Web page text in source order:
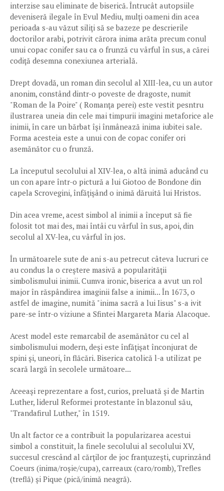
interzise sau eliminate de biserică. Întrucât autopsiile
deveniseră ilegale în Evul Mediu, mulţi oameni din acea
perioada s-au văzut siliţi să se bazeze pe descrierile
doctorilor arabi, potrivit cărora inima arăta precum conul
unui copac conifer sau ca o frunză cu vârful în sus, a cărei
codiţă desemna conexiunea arterială.
Drept dovadă, un roman din secolul al XIII-lea, cu un autor
anonim, constând dintr-o poveste de dragoste, numit
"Roman de la Poire" ( Romanţa perei) este vestit pesntru
ilustrarea uneia din cele mai timpurii imagini metaforice ale
inimii, în care un bărbat îşi înmânează inima iubitei sale.
Forma acesteia este a unui con de copac conifer ori
asemănător cu o frunză.
La începutul secolului al XIV-lea, o altă inimă aducând cu
un con apare într-o pictură a lui Giotoo de Bondone din
capela Scrovegini, înfăţişând o inimă dăruită lui Hristos.
Din acea vreme, acest simbol al inimii a început să fie
folosit tot mai des, mai întâi cu vârful în sus, apoi, din
secolul al XV-lea, cu vârful în jos.
În următoarele sute de ani s-au petrecut câteva lucruri ce
au condus la o creştere masivă a popularităţii
simbolismului inimii. Cumva ironic, biserica a avut un rol
major în răspândirea imaginii false a inimii... În 1673, o
astfel de imagine, numită "inima sacră a lui Iisus" s-a ivit
pare-se într-o viziune a Sfintei Margareta Maria Alacoque.
Acest model este remarcabil de asemănător cu cel al
simbolismului modern, deşi este înfăţişat înconjurat de
spini şi, uneori, în flăcări. Biserica catolică l-a utilizat pe
scară largă în secolele următoare...
Aceeaşi reprezentare a fost, curios, preluată şi de Martin
Luther, liderul Reformei protestante în blazonul său,
"Trandafirul Luther," în 1519.
Un alt factor ce a contribuit la popularizarea acestui
simbol a constituit, la finele secolului al secolului XV,
succesul crescând al cărţilor de joc franţuzeşti, cuprinzând
Coeurs (inima/roşie/cupa), carreaux (caro/romb), Trefles
(treflă) şi Pique (pică/inimă neagră).